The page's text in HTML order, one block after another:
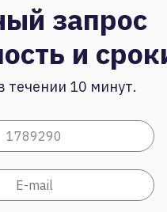
запрос
и
течении 10 минут.